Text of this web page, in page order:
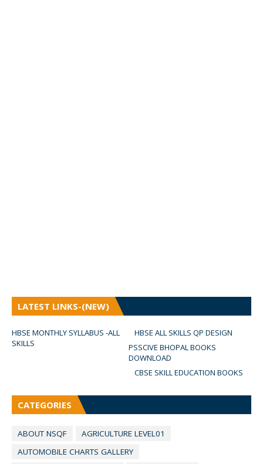
LATEST LINKS-(NEW)
HBSE MONTHLY SYLLABUS -ALL
SKILLS
HBSE ALL SKILLS QP DESIGN
PSSCIVE BHOPAL BOOKS
DOWNLOAD
CBSE SKILL EDUCATION BOOKS
CATEGORIES
ABOUT NSQF
AGRICULTURE LEVEL01
AUTOMOBILE CHARTS GALLERY